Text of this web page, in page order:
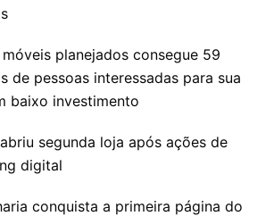
planejados consegue 59
de pessoas interessadas para sua
baixo investimento
segunda loja após ações de
digital
conquista a primeira página do